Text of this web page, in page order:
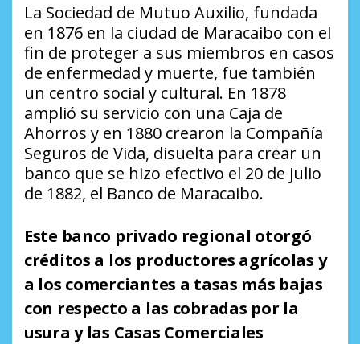
La Sociedad de Mutuo Auxilio, fundada
en 1876 en la ciudad de Maracaibo con el
fin de proteger a sus miembros en casos
de enfermedad y muerte, fue también
un centro social y cultural. En 1878
amplió su servicio con una Caja de
Ahorros y en 1880 crearon la Compañía
Seguros de Vida, disuelta para crear un
banco que se hizo efectivo el 20 de julio
de 1882, el Banco de Maracaibo.
Este banco privado regional otorgó
créditos a los productores agrícolas y
a los comerciantes a tasas más bajas
con respecto a las cobradas por la
usura y las Casas Comerciales